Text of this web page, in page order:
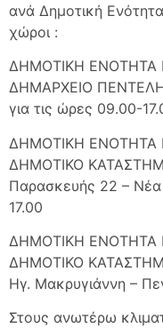
ανά Δημοτική
χώροι :
ΔΗΜΟΤΙΚΗ ΕΝΟΤΗΤΑ
ΔΗΜΑΡΧΕΙΟ
για τις ώρες 09.00-
ΔΗΜΟΤΙΚΗ ΕΝΟΤΗΤΑ
ΔΗΜΟΤΙΚΟ
Παρασκευής 22 – Νέα
17.00
ΔΗΜΟΤΙΚΗ ΕΝΟΤΗΤΑ
ΔΗΜΟΤΙΚΟ
Ηγ. Μακρυγιάννη –
Στους ανωτέρω